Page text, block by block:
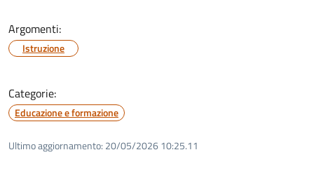
Argomenti:
Istruzione
Categorie:
Educazione e formazione
Ultimo aggiornamento: 20/05/2026 10:25.11